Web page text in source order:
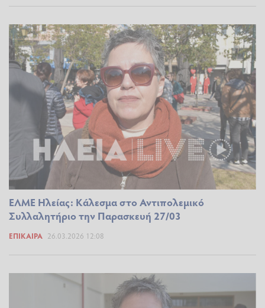
ΕΛΜΕ Ηλείας: Κάλεσμα στο Αντιπολεμικό
Συλλαλητήριο την Παρασκευή 27/03
ΕΠΊΚΑΙΡΑ 26.03.2026 12:08